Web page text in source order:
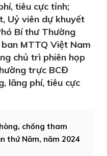
tiêu cực tỉnh;
Uỷ viên dự khuyết
Bí thư Thường
MTTQ Việt Nam
chủ trì phiên họp
trực BCĐ
lãng phí, tiêu cực
chống tham
thứ Năm, năm 2024